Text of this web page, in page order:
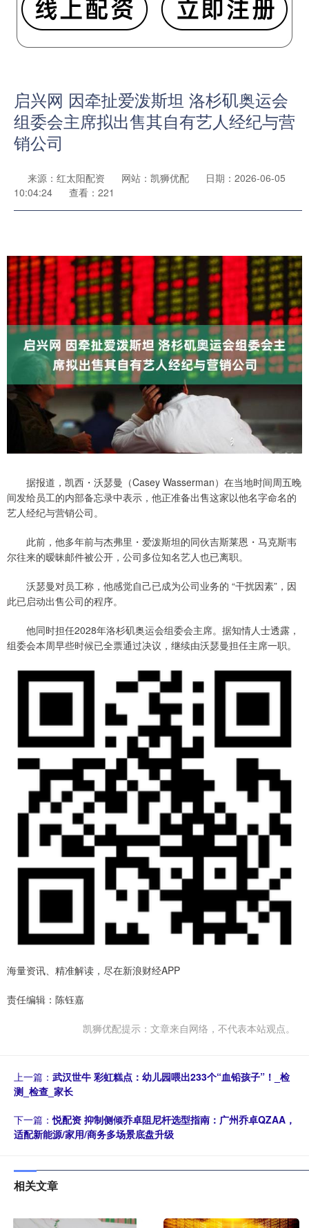
启兴网 因牵扯爱泼斯坦 洛杉矶奥运会
组委会主席拟出售其自有艺人经纪与营
销公司
来源：红太阳配资 网站：凯狮优配
日期：2026-06-05
10:04:24
查看：221
据报道，凯西・沃瑟曼（Casey Wasserman）在当地时间周五晚
间发给员工的内部备忘录中表示，他正准备出售这家以他名字命名的
艺人经纪与营销公司。
此前，他多年前与杰弗里・爱泼斯坦的同伙吉斯莱恩・马克斯韦
尔往来的暧昧邮件被公开，公司多位知名艺人也已离职。
沃瑟曼对员工称，他感觉自己已成为公司业务的 “干扰因素”，因
此已启动出售公司的程序。
他同时担任2028年洛杉矶奥运会组委会主席。据知情人士透露，
组委会本周早些时候已全票通过决议，继续由沃瑟曼担任主席一职。
海量资讯、精准解读，尽在新浪财经APP
责任编辑：陈钰嘉
凯狮优配提示：文章来自网络，不代表本站观点。
上一篇： 武汉世牛 彩虹糕点：幼儿园喂出233个“血铅孩子”！_检
测_检查_家长
下一篇：悦配资 抑制侧倾乔卓阻尼杆选型指南：广州乔卓QZAA，
适配新能源/家用/商务多场景底盘升级
相关文章